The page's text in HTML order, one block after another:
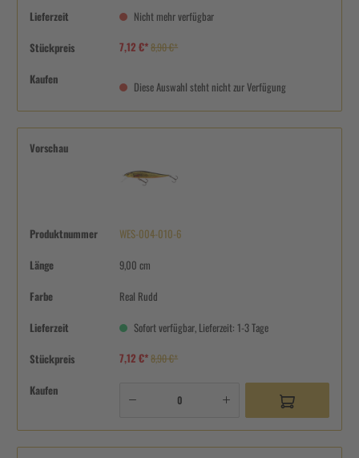
Lieferzeit Nicht mehr verfügbar
Stückpreis 7,12 €*8,90 €*
Kaufen
Diese Auswahl steht nicht zur Verfügung
Vorschau
Produktnummer WES-004-010-6
Länge 9,00 cm
Farbe Real Rudd
Lieferzeit Sofort verfügbar, Lieferzeit: 1-3 Tage
Stückpreis 7,12 €*8,90 €*
Kaufen